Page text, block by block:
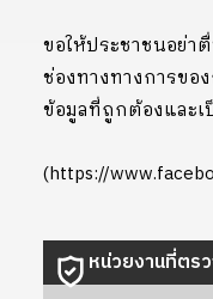
ขอให้ประชาชนอย่
ช่องทางทางการขอ
ข้อมูลที่ถูกต้องและ
(https://
หน่วยงานที่ตร